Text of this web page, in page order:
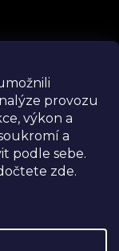
provozu
výkon a
a
podle sebe.
zde.